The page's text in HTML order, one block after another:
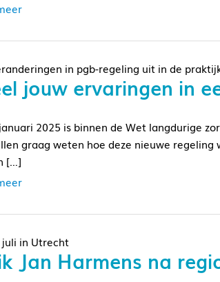
in pgb-regeling uit in de
jouw ervaringen in
2025 is binnen de Wet langdurige
graag weten hoe deze nieuwe
[…]
juli in Utrecht
Jan Harmens na